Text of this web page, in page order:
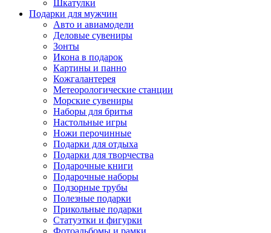
Шкатулки
Подарки для мужчин
Авто и авиамодели
Деловые сувениры
Зонты
Икона в подарок
Картины и панно
Кожгалантерея
Метеорологические станции
Морские сувениры
Наборы для бритья
Настольные игры
Ножи перочинные
Подарки для отдыха
Подарки для творчества
Подарочные книги
Подарочные наборы
Подзорные трубы
Полезные подарки
Прикольные подарки
Статуэтки и фигурки
Фотоальбомы и рамки